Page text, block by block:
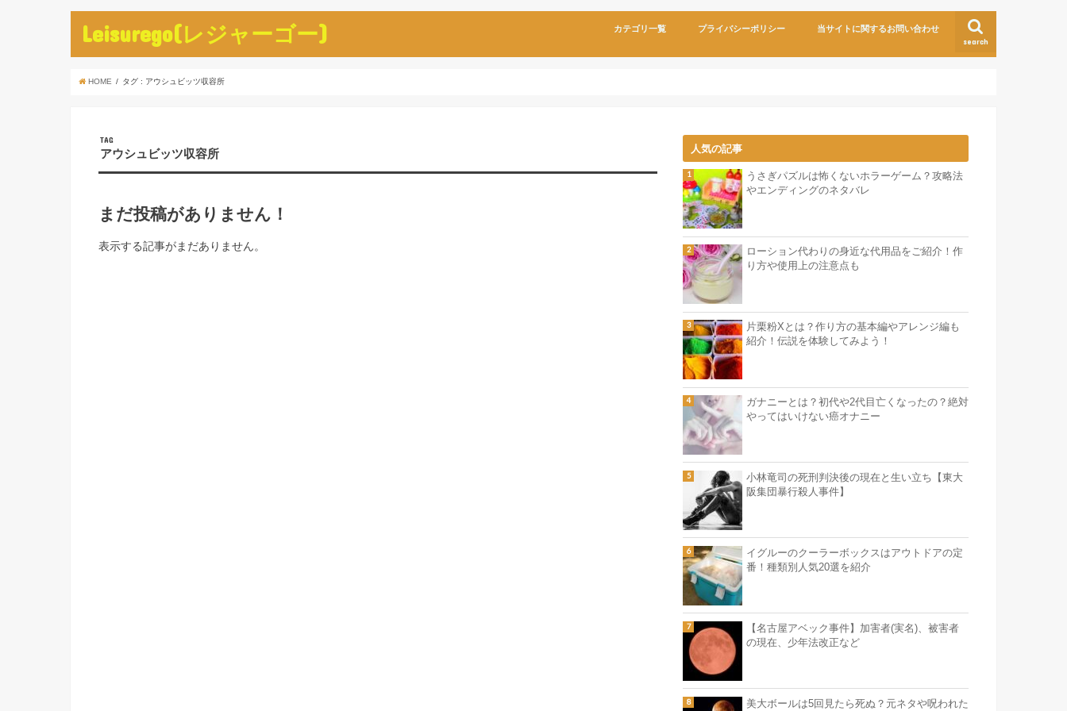
Leisurego(レジャーゴー) search
カテゴリ一覧 プライバシーポリシー 当サイトに関するお問い合わせ
HOME タグ : アウシュビッツ収容所
TAG
アウシュビッツ収容所
まだ投稿がありません！
表示する記事がまだありません。
人気の記事
うさぎパズルは怖くないホラーゲーム？攻略法
やエンディングのネタバレ
ローション代わりの身近な代用品をご紹介！作
り方や使用上の注意点も
片栗粉Xとは？作り方の基本編やアレンジ編も
紹介！伝説を体験してみよう！
ガナニーとは？初代や2代目亡くなったの？絶対
やってはいけない癌オナニー
小林竜司の死刑判決後の現在と生い立ち【東大
阪集団暴行殺人事件】
イグルーのクーラーボックスはアウトドアの定
番！種類別人気20選を紹介
【名古屋アベック事件】加害者(実名)、被害者
の現在、少年法改正など
美大ボールは5回見たら死ぬ？元ネタや呪われた